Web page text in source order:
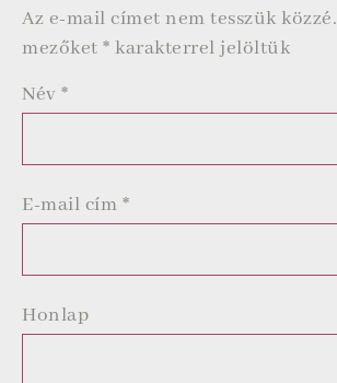
Az e-mail címet nem tesszük közzé.
mezőket * karakterrel jelöltük
Név *
E-mail cím *
Honlap